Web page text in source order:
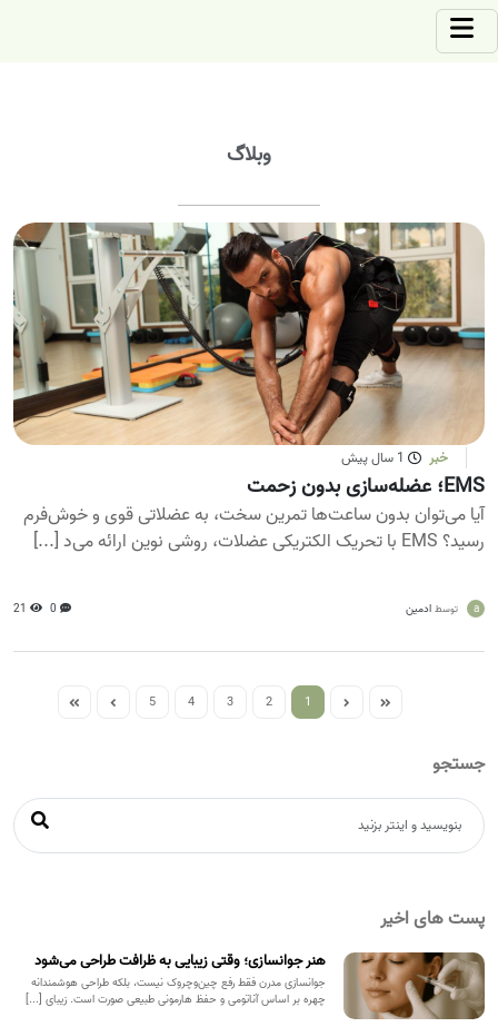
وبلاگ
خبر 1 سال پیش
EMS؛ عضله‌سازی بدون زحمت
آیا می‌توان بدون ساعت‌ها تمرین سخت، به عضلاتی قوی و خوش‌فرم
رسید؟ EMS با تحریک الکتریکی عضلات، روشی نوین ارائه می‌د [...]
a توسط ادمین 0
21
1
2
3
4
5
جستجو
پست های اخیر
هنر جوانسازی؛ وقتی زیبایی به ظرافت طراحی می‌شود
جوانسازی مدرن فقط رفع چین‌وچروک نیست، بلکه طراحی هوشمندانه
چهره بر اساس آناتومی و حفظ هارمونی طبیعی صورت است. زیبای [...]